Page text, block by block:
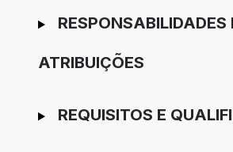
RESPONSABILIDADES
ATRIBUIÇÕES
REQUISITOS E